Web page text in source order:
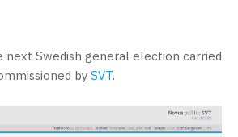
Swedish general election carried
by SVT.